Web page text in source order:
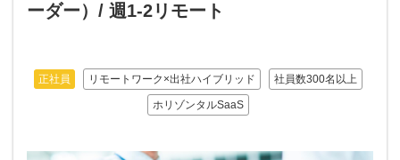
ーダー）/ 週1-2リモート
正社員 リモートワーク×出社ハイブリッド 社員数300名以上
ホリゾンタルSaaS